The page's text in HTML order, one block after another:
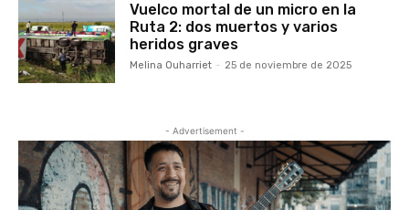
Vuelco mortal de un micro en la
Ruta 2: dos muertos y varios
heridos graves
Melina Ouharriet - 25 de noviembre de 2025
- Advertisement -